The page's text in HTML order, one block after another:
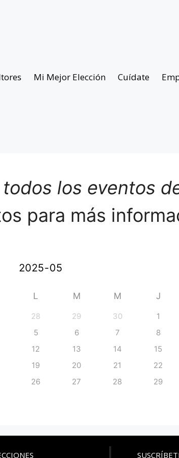
Mi Mejor Elección Cuídate
los eventos
para más
L M M J
28 29 30 1
5
6 7 8
12
13 14 15
19
20 21 22
26
27 28 29